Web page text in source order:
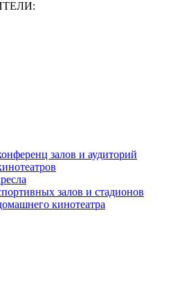
залов и аудиторий
залов и стадионов
кинотеатра